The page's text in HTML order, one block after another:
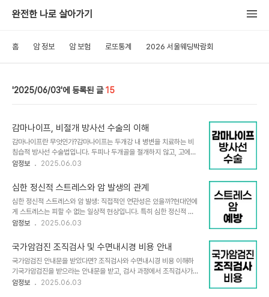
완전한 나로 살아가기
홈 암 정보 암 보험 로또통계 2026 서울웨딩박람회
2025/06/03 15
감마나이프, 비절개 방사선 수술의 이해
감마나이프란 무엇인가?감마나이프는 두개강 내 병변을 치료하는 비
침습적 방사선 수술법입니다. 두피나 두개골을 절개하지 않고, 고에너
지 감마선을 컴퓨터로 정밀하게 조준하여 병소에만 집중적으로 조사
리와 유사하게, 여러 방향에서 분산된 감마선을 병변 부위에 모아 정상
조직의 손상 없이 병소만 파괴합니다. 이로 인해 전신마취나 개두술 없
이 안전하게 뇌종양이나 혈관 기형 등의 질환을 치료할 수 있습니다.감
마나이프의 원리와 기술적 특징감마나이프는 코발트-60 동위원소에
서 발생하는 감마선을 192~201개 지점에서 분산 조사합니다. 각각
에너지를 집중시킵니다. 정상 뇌 조직은 각 방향..
암정보 2025.06.03
심한 정신적 스트레스와 암 발생의 관계
심한 정신적 스트레스와 암 발생: 직접적인 연관성은 있을까?현대인에
게 스트레스는 피할 수 없는 일상적 현상입니다. 특히 심한 정신적 스
트레스가 건강에 미치는 영향에 대한 관심이 높아지면서, 스트레스가
스트레스는 외부 압력이나 어려운 상황에 대한 심리적·생리적 반응으
로, 적당한 수준에서는 문제 해결에 도움이 되지만 과도하면 건강에 부
정적인 영향을 줍니다. 그렇다면 심한 정신적 스트레스가 암을 직접 유
발하는지, 그 메커니즘과 예방 방법을 다각도로 살펴보겠습니다.스트
레스와 암 발생의 과학적 연구 동향스트레스가 암을 직접적으로 유발
암정보 2025.06.03
국가암검진 조직검사 및 수면내시경 비용 안내
국가암검진 안내문을 받았다면? 조직검사와 수면내시경 비용 이해하
기국가암검진을 받으라는 안내문을 받고, 검사 과정에서 조직검사가
필요하거나 수면내시경을 권유받았을 때 비용 부담이 어떻게 되는지
암정보 2025.06.03